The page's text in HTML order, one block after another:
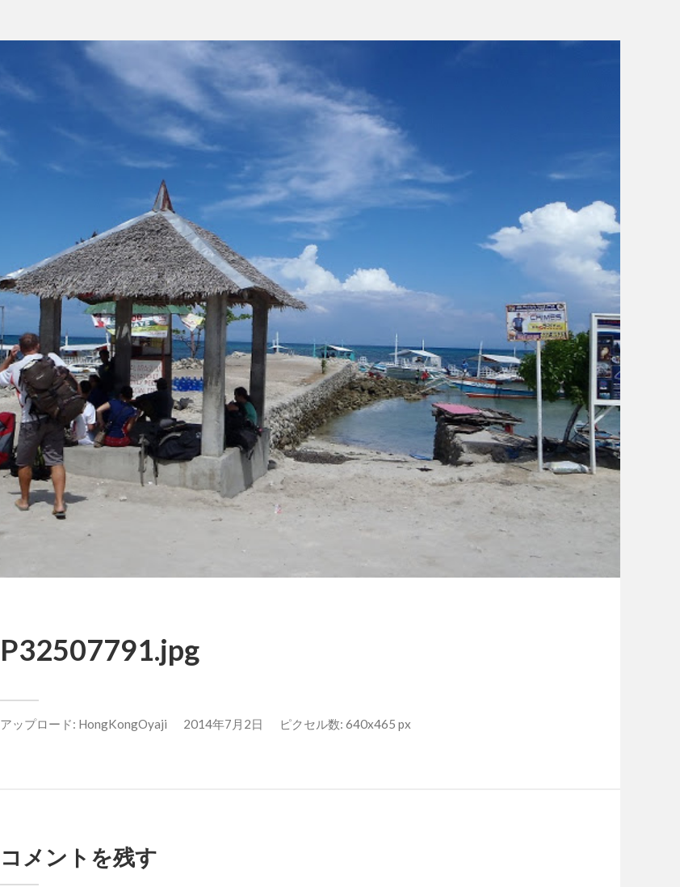
P32507791.jpg
アップロード: HongKongOyaji 2014年7月2日 ピクセル数: 640x465 px
コメントを残す